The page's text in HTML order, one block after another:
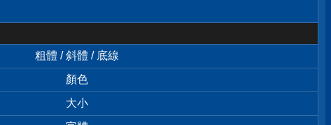
粗體 / 斜體 / 底線
顏色
大小